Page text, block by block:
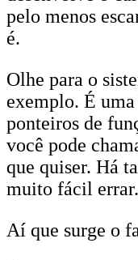
pelo menos
é.
Olhe para o
exemplo. É
ponteiros de
você pode
que quiser. Há
muito fácil errar.
Aí que surge o